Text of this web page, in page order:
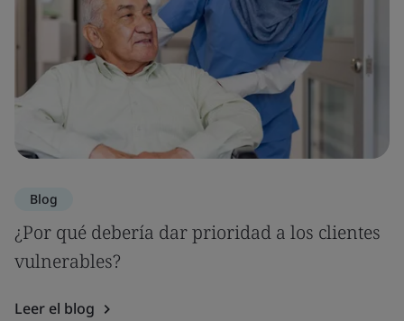
Blog
¿Por qué debería dar prioridad a los clientes
vulnerables?
Leer el blog